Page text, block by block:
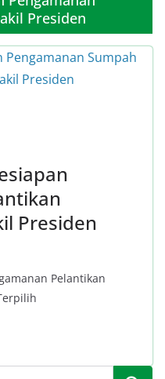
Presiden
Presiden
Pelantikan